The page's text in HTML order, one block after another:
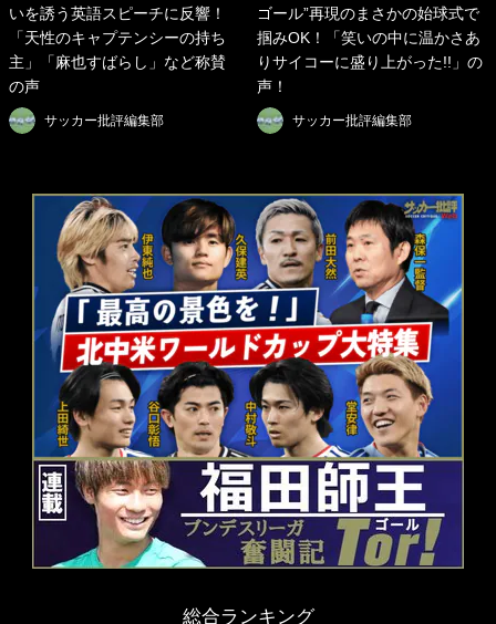
いを誘う英語スピーチに反響！
「天性のキャプテンシーの持ち
主」「麻也すばらし」など称賛
の声
サッカー批評編集部
ゴール”再現のまさかの始球式で
掴みOK！「笑いの中に温かさあ
りサイコーに盛り上がった!!」の
声！
サッカー批評編集部
総合ランキング